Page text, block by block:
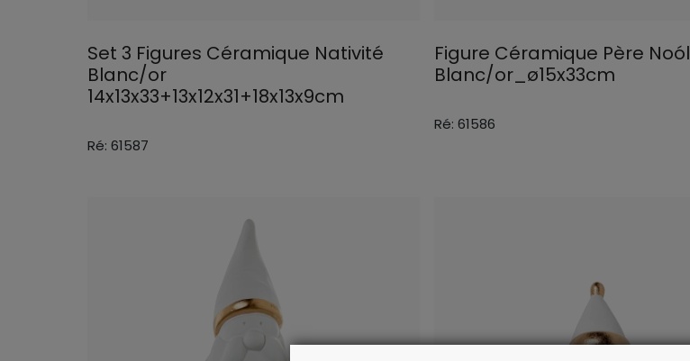
Set 3 Figures Céramique Nativité
Blanc/or
14x13x33+13x12x31+18x13x9cm
Ré: 61587
Figure Céramique Père Noól
Blanc/or_ø15x33cm
Ré: 61586